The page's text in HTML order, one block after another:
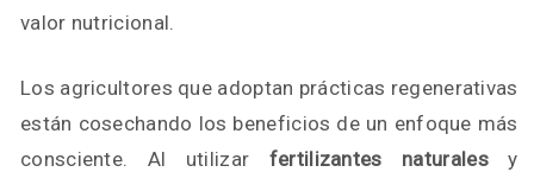
valor nutricional.
Los agricultores que adoptan prácticas regenerativas
están cosechando los beneficios de un enfoque más
consciente. Al utilizar fertilizantes naturalesy